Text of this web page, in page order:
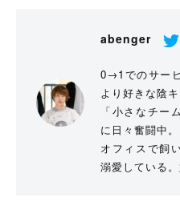
abenger
0→1でのサー
より好きな陰キ
「小さなチー
に日々奮闘中。
オフィスで飼
溺愛している